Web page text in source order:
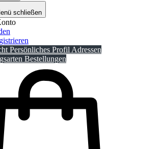
schließen
Persönliches Profil Adressen
Bestellungen